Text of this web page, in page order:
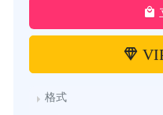
格式